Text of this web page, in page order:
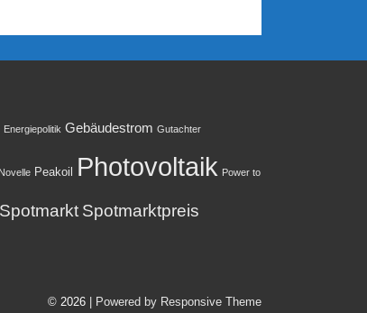
Energiepolitik Gebäudestrom Gutachter
Novelle Peakoil Photovoltaik Power to
Spotmarkt Spotmarktpreis
© 2026 | Powered by Responsive Theme